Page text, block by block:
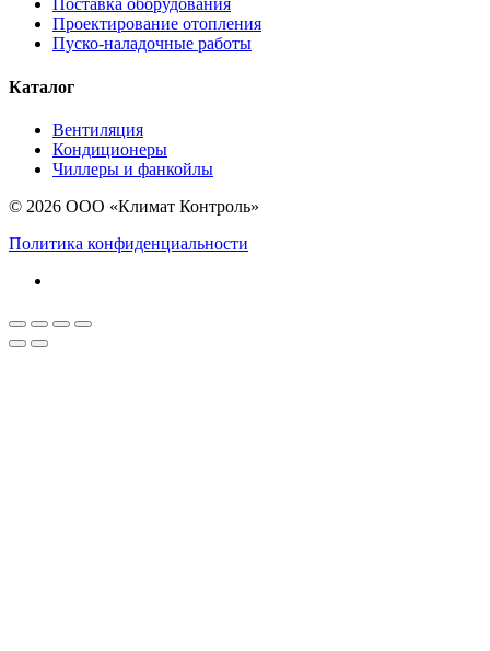
Поставка оборудования
Проектирование отопления
Пуско-наладочные работы
Каталог
Вентиляция
Кондиционеры
Чиллеры и фанкойлы
© 2026 ООО «Климат Контроль»
Политика конфиденциальности